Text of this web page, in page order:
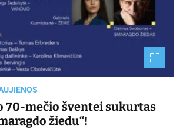
70-mečio šventei sukurtas
žiedu“!